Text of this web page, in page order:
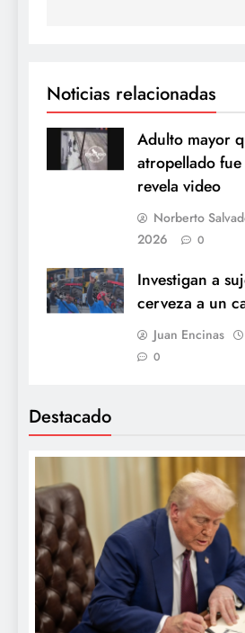
Noticias relacionadas
Adulto mayor
atropellado
revela video
Norberto
2026
0
Investigan a
cerveza a un
Juan Encinas
0
Destacado